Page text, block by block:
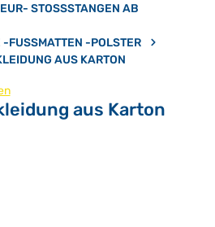
STOSSSTANGEN AB 8
-POLSTER
AUS KARTON
von 0 von 5 Sternen
aus Karton